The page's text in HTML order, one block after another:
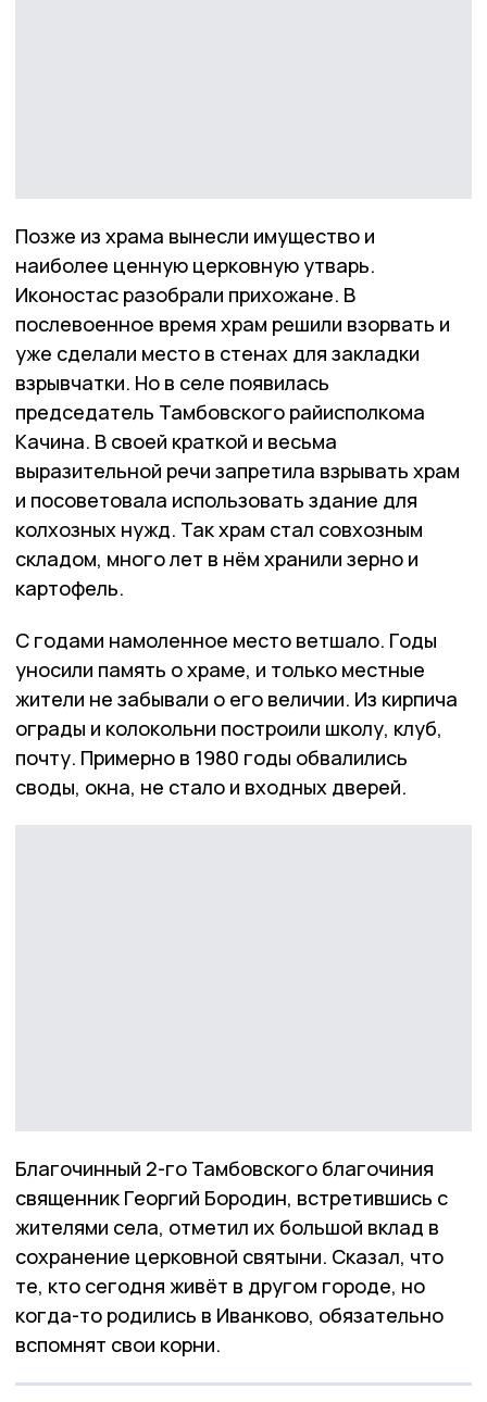
Позже из храма вынесли имущество и
наиболее ценную церковную утварь.
Иконостас разобрали прихожане. В
послевоенное время храм решили взорвать и
уже сделали место в стенах для закладки
взрывчатки. Но в селе появилась
председатель Тамбовского райисполкома
Качина. В своей краткой и весьма
выразительной речи запретила взрывать храм
и посоветовала использовать здание для
колхозных нужд. Так храм стал совхозным
складом, много лет в нём хранили зерно и
картофель.
С годами намоленное место ветшало. Годы
уносили память о храме, и только местные
жители не забывали о его величии. Из кирпича
ограды и колокольни построили школу, клуб,
почту. Примерно в 1980 годы обвалились
своды, окна, не стало и входных дверей.
Благочинный 2-го Тамбовского благочиния
священник Георгий Бородин, встретившись с
жителями села, отметил их большой вклад в
сохранение церковной святыни. Сказал, что
те, кто сегодня живёт в другом городе, но
когда-то родились в Иванково, обязательно
вспомнят свои корни.